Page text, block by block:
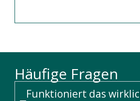
Häufige Fragen
Funktioniert das